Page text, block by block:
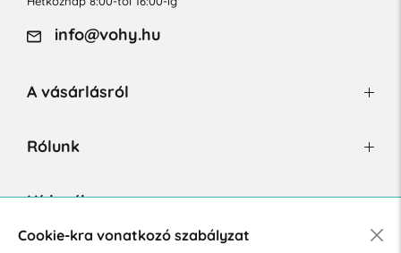
info@vohy.hu
A vásárlásról
Rólunk
Hírlevél
Cookie-kra vonatkozó szabályzat